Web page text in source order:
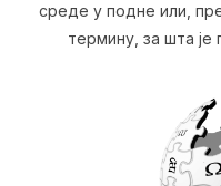
среде у подне или,
термину, за шта је